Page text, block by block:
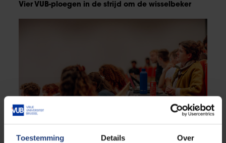
Toestemming Details Over
Vier VUB-ploegen in de strijd om de wisselbeker